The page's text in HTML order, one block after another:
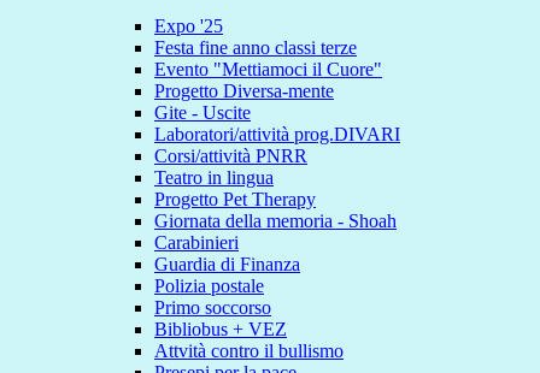
Expo '25
Festa fine anno classi terze
Evento "Mettiamoci il Cuore"
Progetto Diversa-mente
Gite - Uscite
Laboratori/attività prog.DIVARI
Corsi/attività PNRR
Teatro in lingua
Progetto Pet Therapy
Giornata della memoria - Shoah
Carabinieri
Guardia di Finanza
Polizia postale
Primo soccorso
Bibliobus + VEZ
Attvità contro il bullismo